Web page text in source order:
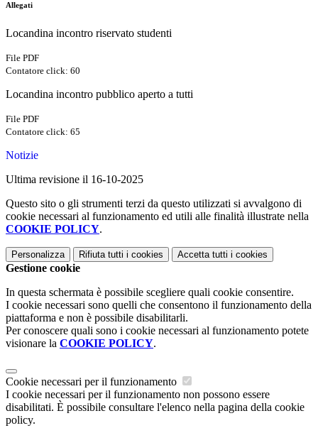
Allegati
Locandina incontro riservato studenti
File PDF
Contatore click: 60
Locandina incontro pubblico aperto a tutti
File PDF
Contatore click: 65
Notizie
Ultima revisione il 16-10-2025
Questo sito o gli strumenti terzi da questo utilizzati si avvalgono di
cookie necessari al funzionamento ed utili alle finalità illustrate nella
COOKIE POLICY.
Personalizza Rifiuta tutti i cookies Accetta tutti i cookies
Gestione cookie
In questa schermata è possibile scegliere quali cookie consentire.
I cookie necessari sono quelli che consentono il funzionamento della
piattaforma e non è possibile disabilitarli.
Per conoscere quali sono i cookie necessari al funzionamento potete
visionare la COOKIE POLICY.
Cookie necessari per il funzionamento
I cookie necessari per il funzionamento non possono essere
disabilitati. È possibile consultare l'elenco nella pagina della cookie
policy.